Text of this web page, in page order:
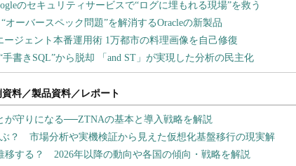
料／製品資料／レポート
が守りになる──ZTNAの基本と導入戦略を解説
？ 市場分析や実機検証から見えた仮想化基盤移行の現実解
移する？ 2026年以降の動向や各国の傾向・戦略を解説